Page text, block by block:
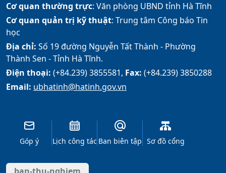
Cơ quan thường trực: Văn phòng UBND tỉnh Hà Tĩnh
Cơ quan quản trị kỹ thuật: Trung tâm Công báo Tin
học
Địa chỉ: Số 19 đường Nguyễn Tất Thành - Phường
Thành Sen - Tỉnh Hà Tĩnh.
Điện thoại: (+84.239) 3855581, Fax: (+84.239) 3850288
Email: ubhatinh@hatinh.gov.vn
Góp ý Lịch công tác Ban biên tập Sơ đồ cổng